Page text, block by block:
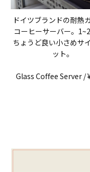
ドイツブランドの耐熱
コーヒーサーバー。
ちょうど良い小さめサ
ット。
Glass Coffee Server /